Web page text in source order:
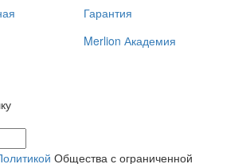
Гарантия
Merlion Академия
Общества с ограниченной